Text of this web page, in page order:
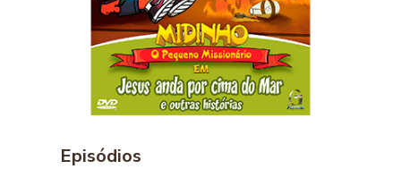
Episódios